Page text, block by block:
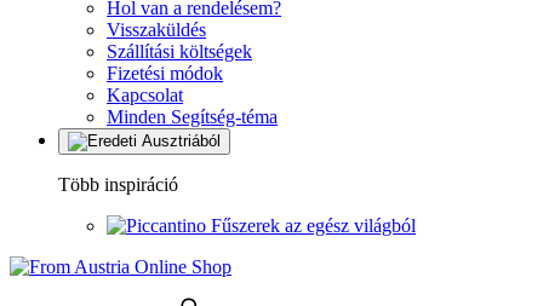
Hol van a rendelésem?
Visszaküldés
Szállítási költségek
Fizetési módok
Kapcsolat
Minden Segítség-téma
Több inspiráció
Fűszerek az egész világból